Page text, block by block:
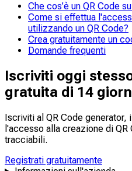
code generator ) come
incollare il link
generatore,
aggiungendo colori o
generata QR code.
Che cos’è un QR Code
Come si effettua
utilizzando un QR Code?
Crea gratuitamente un
Domande frequenti
Iscriviti oggi
gratuita di 14
Iscriviti al QR Code
l'accesso alla creazione di
tracciabili.
Registrati gratuitamente